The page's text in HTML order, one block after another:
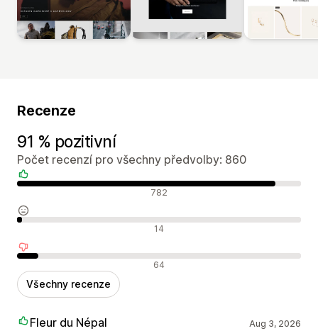
Recenze
91 % pozitivní
Počet recenzí pro všechny předvolby: 860
782
14
64
Všechny recenze
Fleur du Népal Aug 3, 2026